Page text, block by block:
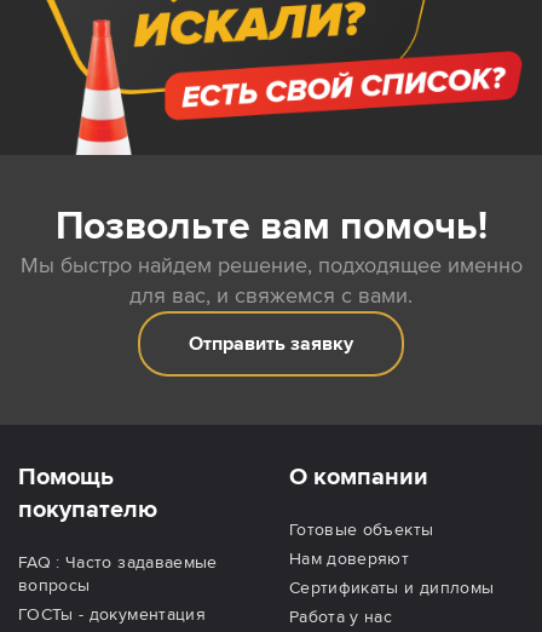
Позвольте вам помочь!
Мы быстро найдем решение, подходящее именно
для вас, и свяжемся с вами.
Отправить заявку
Помощь
покупателю
FAQ : Часто задаваемые
вопросы
ГОСТы - документация
О компании
Готовые объекты
Нам доверяют
Сертификаты и дипломы
Работа у нас